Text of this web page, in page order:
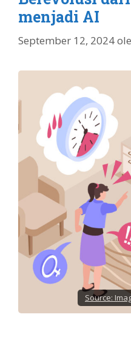
menjadi AI
September 12, 2024
Source: